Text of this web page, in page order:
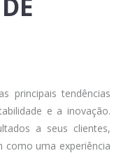
principais tendências
e a inovação.
a seus clientes,
como uma experiência